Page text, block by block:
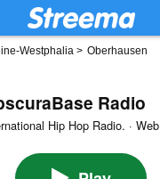
Westphalia > Oberhausen
Radio
Hip Hop Radio. · Web